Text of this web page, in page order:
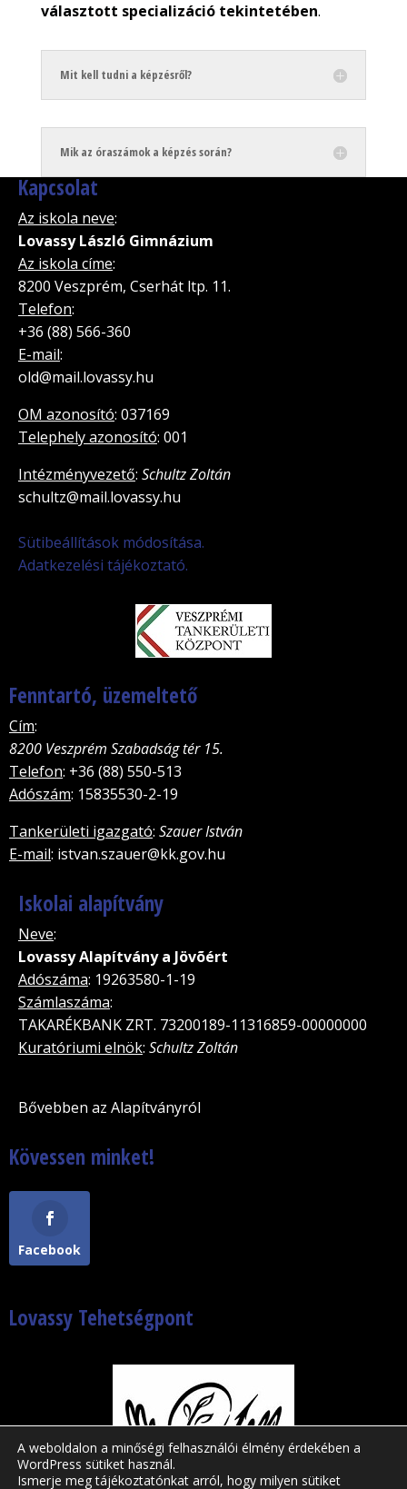
választott specializáció tekintetében.
Mit kell tudni a képzésről?
Mik az óraszámok a képzés során?
Kapcsolat
Az iskola neve:
Lovassy László Gimnázium
Az iskola címe:
8200 Veszprém, Cserhát ltp. 11.
Telefon:
+36 (88) 566-360
E-mail:
old@mail.lovassy.hu
OM azonosító: 037169
Telephely azonosító: 001
Intézményvezető: Schultz Zoltán
schultz@mail.lovassy.hu
Sütibeállítások módosítása.
Adatkezelési tájékoztató.
Fenntartó, üzemeltető
Cím:
8200 Veszprém Szabadság tér 15.
Telefon: +36 (88) 550-513
Adószám: 15835530-2-19
Tankerületi igazgató: Szauer István
E-mail: istvan.szauer@kk.gov.hu
Iskolai alapítvány
Neve:
Lovassy Alapítvány a Jövõért
Adószáma: 19263580-1-19
Számlaszáma:
TAKARÉKBANK ZRT. 73200189-11316859-00000000
Kuratóriumi elnök: Schultz Zoltán
Bővebben az Alapítványról
Kövessen minket!
Facebook
Lovassy Tehetségpont
A weboldalon a minőségi felhasználói élmény érdekében a
WordPress sütiket használ.
Ismerje meg tájékoztatónkat arról, hogy milyen sütiket